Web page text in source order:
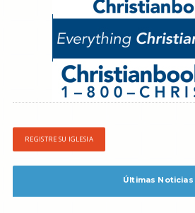
REGISTRE SU IGLESIA
Últimas Noticias